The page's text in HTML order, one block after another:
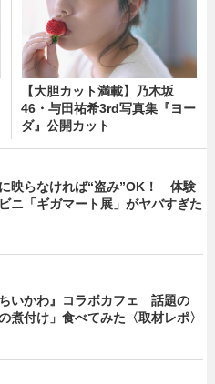
【大胆カット満載】乃木坂
46・与田祐希3rd写真集『ヨー
ダ』公開カット
映らなければ“盗み”OK！ 体験
ニ「ギガマート展」がヤバすぎた
ちいかわ』コラボカフェ 話題の
の煮付け」食べてみた〈取材レポ〉